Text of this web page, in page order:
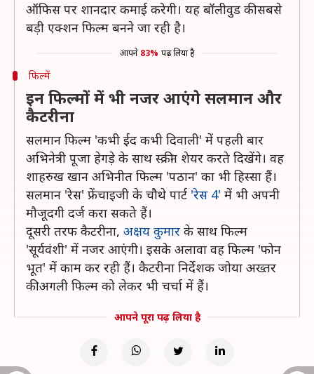
ऑफिस पर शानदार कमाई करेगी। यह बॉलीवुड की सबसे
बड़ी एक्शन फिल्म बनने जा रही है।
आपने 83% पढ़ लिया है
फिल्में
इन फिल्मों में भी नजर आएंगे सलमान और
कैटरीना
सलमान फिल्म 'कभी ईद कभी दिवाली' में पहली बार
अभिनेत्री पूजा हेगड़े के साथ स्क्रीन शेयर करते दिखेंगे। वह
शाहरुख खान अभिनीत फिल्म 'पठान' का भी हिस्सा हैं।
सलमान 'रेस' फ्रेंचाइजी के चौथे पार्ट 'रेस 4' में भी अपनी
मौजूदगी दर्ज करा सकते हैं।
दूसरी तरफ कैटरीना, अक्षय कुमार के साथ फिल्म
'सूर्यवंशी' में नजर आएंगी। इसके अलावा वह फिल्म 'फोन
भूत' में काम कर रही हैं। कैटरीना निर्देशक जोया अख्तर
की अगली फिल्म को लेकर भी चर्चा में हैं।
आपने पूरा पढ़ लिया है